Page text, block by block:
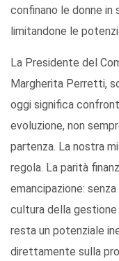
confinano le donne in
limitandone le
La Presidente del
Margherita Perretti,
oggi significa
evoluzione, non
partenza. La nostra
regola. La parità
emancipazione:
cultura della
resta un potenziale
direttamente sulla